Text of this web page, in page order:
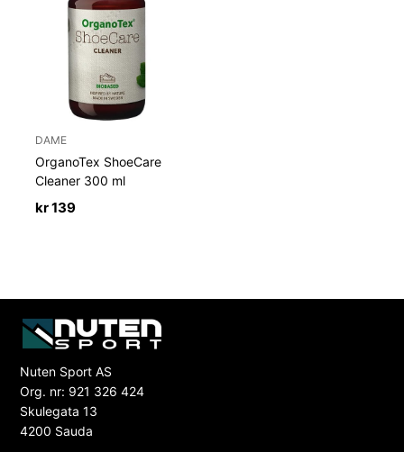
DAME
OrganoTex ShoeCare
Cleaner 300 ml
kr139
Nuten Sport AS
Org. nr: 921 326 424
Skulegata 13
4200 Sauda